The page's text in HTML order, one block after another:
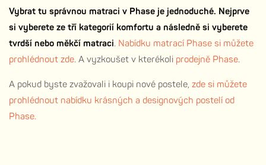
Vybrat tu správnou matraci v Phase je jednoduché. Nejprve
si vyberete ze tří kategorií komfortu a následně si vyberete
tvrdší nebo měkčí matraci. Nabídku matrací Phase si můžete
prohlédnout zde. A vyzkoušet v kterékoli prodejně Phase.
A pokud byste zvažovali i koupi nové postele, zde si můžete
prohlédnout nabídku krásných a designových postelí od
Phase.